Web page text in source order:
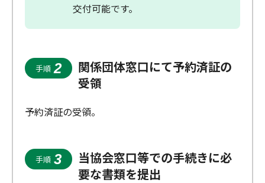
交付可能です。
手順 2
関係団体窓口にて予約済証の
受領
予約済証の受領。
手順 3
当協会窓口等での手続きに必
要な書類を提出